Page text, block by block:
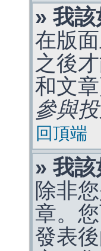
» 我
在版
之後
和文
參與
回頂端
» 我
除非
章。
發表